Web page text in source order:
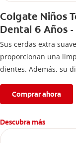
Colgate Niños
Dental 6 Años -
Sus cerdas extra
proporcionan una
dientes. Además, su
Comprar ahora
Descubra más